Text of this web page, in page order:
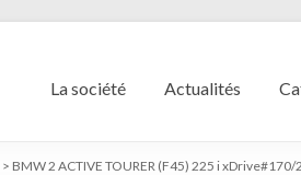
La société Actualités
> BMW 2 ACTIVE TOURER (F45) 225 i